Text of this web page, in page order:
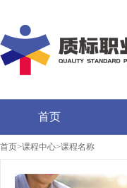
首页
首页>课程中心>课程名称